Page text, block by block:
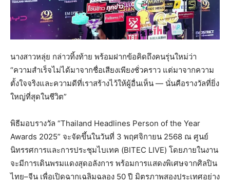
นางสาวหลุ่ย กล่าวทิ้งท้าย พร้อมฝากข้อคิดถึงคนรุ่นใหม่ว่า
“ความสำเร็จไม่ได้มาจากชื่อเสียงเพียงชั่วคราว แต่มาจากความ
ตั้งใจจริงและความดีที่เราสร้างไว้ให้ผู้อื่นเห็น — นั่นคือรางวัลที่ยิ่ง
ใหญ่ที่สุดในชีวิต”
พิธีมอบรางวัล “Thailand Headlines Person of the Year
Awards 2025” จะจัดขึ้นในวันที่ 3 พฤศจิกายน 2568 ณ ศูนย์
นิทรรศการและการประชุมไบเทค (BITEC LIVE) โดยภายในงาน
จะมีการเดินพรมแดงสุดอลังการ พร้อมการแสดงพิเศษจากศิลปิน
ไทย–จีน เพื่อเปิดฉากเฉลิมฉลอง 50 ปี มิตรภาพสองประเทศอย่าง